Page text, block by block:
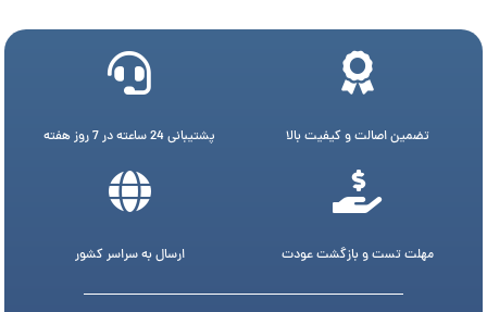
تضمین اصالت و کیفیت بالا پشتیبانی 24 ساعته در 7 روز هفته
مهلت تست و بازگشت عودت ارسال به سراسر کشور